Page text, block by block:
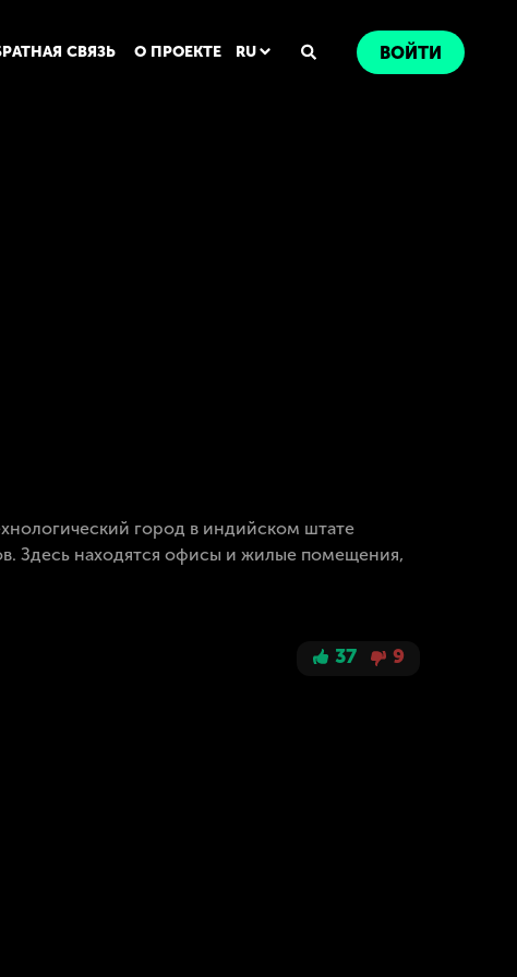
СВЯЗЬ О ПРОЕКТЕ RU ВОЙТИ
город в индийском штате
Здесь находятся офисы и жилые помещения,
37 9